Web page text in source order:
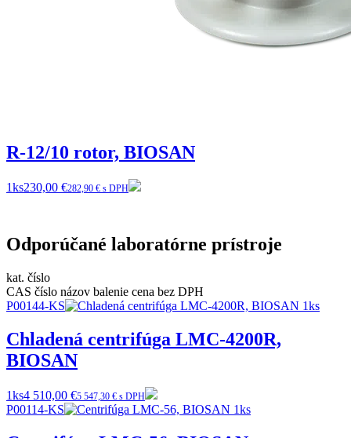
R-12/10 rotor, BIOSAN
1ks230,00 €282,90 € s DPH
Odporúčané laboratórne prístroje
kat. číslo
CAS číslo názov balenie cena bez DPH
P00144-KS
Chladená centrifúga LMC-4200R,
BIOSAN
1ks4 510,00 €5 547,30 € s DPH
P00114-KS